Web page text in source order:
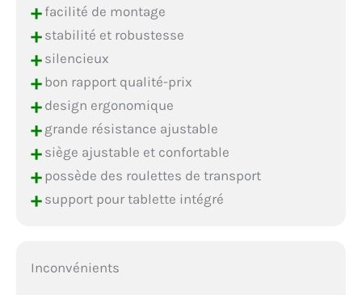
fitness!
+facilité de montage
+stabilité et robustesse
+silencieux
+bon rapport qualité-prix
+design ergonomique
+grande résistance ajustable
+siège ajustable et confortable
+possède des roulettes de transport
+support pour tablette intégré
Inconvénients